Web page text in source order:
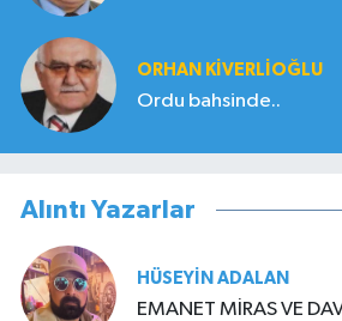
ORHAN KIVERLIOĞLU
Ordu bahsinde..
Alıntı Yazarlar
HÜSEYIN ADALAN
EMANET MİRAS VE